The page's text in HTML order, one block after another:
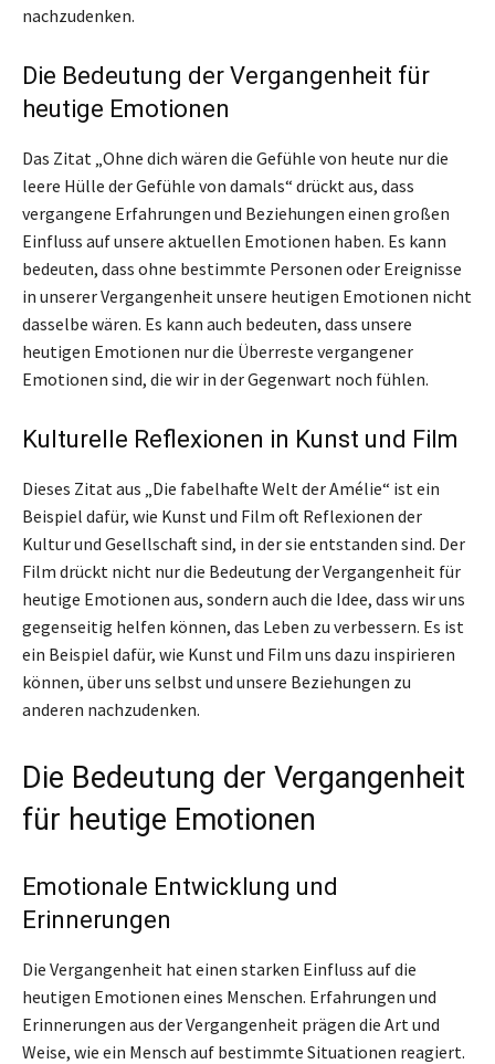
nachzudenken.
Die Bedeutung der Vergangenheit für
heutige Emotionen
Das Zitat „Ohne dich wären die Gefühle von heute nur die
leere Hülle der Gefühle von damals“ drückt aus, dass
vergangene Erfahrungen und Beziehungen einen großen
Einfluss auf unsere aktuellen Emotionen haben. Es kann
bedeuten, dass ohne bestimmte Personen oder Ereignisse
in unserer Vergangenheit unsere heutigen Emotionen nicht
dasselbe wären. Es kann auch bedeuten, dass unsere
heutigen Emotionen nur die Überreste vergangener
Emotionen sind, die wir in der Gegenwart noch fühlen.
Kulturelle Reflexionen in Kunst und Film
Dieses Zitat aus „Die fabelhafte Welt der Amélie“ ist ein
Beispiel dafür, wie Kunst und Film oft Reflexionen der
Kultur und Gesellschaft sind, in der sie entstanden sind. Der
Film drückt nicht nur die Bedeutung der Vergangenheit für
heutige Emotionen aus, sondern auch die Idee, dass wir uns
gegenseitig helfen können, das Leben zu verbessern. Es ist
ein Beispiel dafür, wie Kunst und Film uns dazu inspirieren
können, über uns selbst und unsere Beziehungen zu
anderen nachzudenken.
Die Bedeutung der Vergangenheit
für heutige Emotionen
Emotionale Entwicklung und
Erinnerungen
Die Vergangenheit hat einen starken Einfluss auf die
heutigen Emotionen eines Menschen. Erfahrungen und
Erinnerungen aus der Vergangenheit prägen die Art und
Weise, wie ein Mensch auf bestimmte Situationen reagiert.